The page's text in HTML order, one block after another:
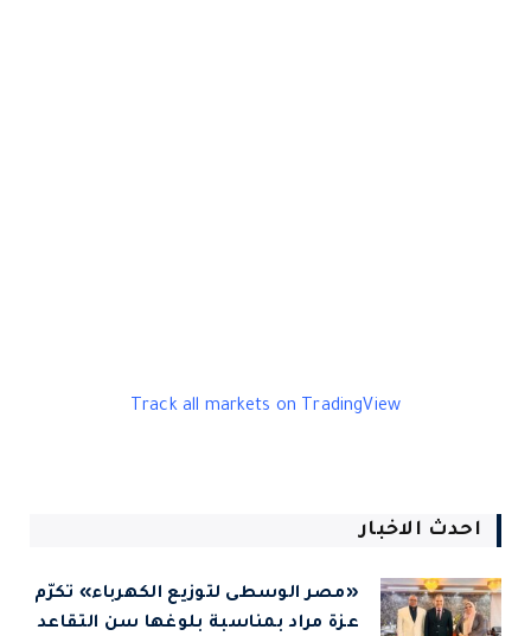
Track all markets on TradingView
احدث الاخبار
«مصر الوسطى لتوزيع الكهرباء» تكرّم
عزة مراد بمناسبة بلوغها سن التقاعد